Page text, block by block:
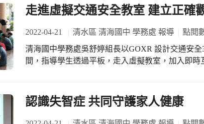
生活習慣的養成，透過節能減碳的環保行動，就能
宵小可乘之機。也請大家回家後轉知家人，注意門
緊報警處理，發揮守望相助精神，一起維護社區安全。 楊照培主任指出，
設置守衛人員及安裝保全系統，還需要全校師生確
走進虛擬交通安全教室 建立正確
2022-04-21 清水區 清海國中 學務處 報導 點閱
清海國中學務處吳舒婷組長以GOXR 設計交通安
間，指導學生透過平板，走入虛擬教室，加入即
林威學組長的協助下，學生熟練地使用平板，分工
解所看到的內容。 最後進行「交通標語大搜索」單元，吳組長示範將交通安全教育
議題融入英語教學，在她解說之下，學生皆能正確
認識失智症 共同守護家人健康